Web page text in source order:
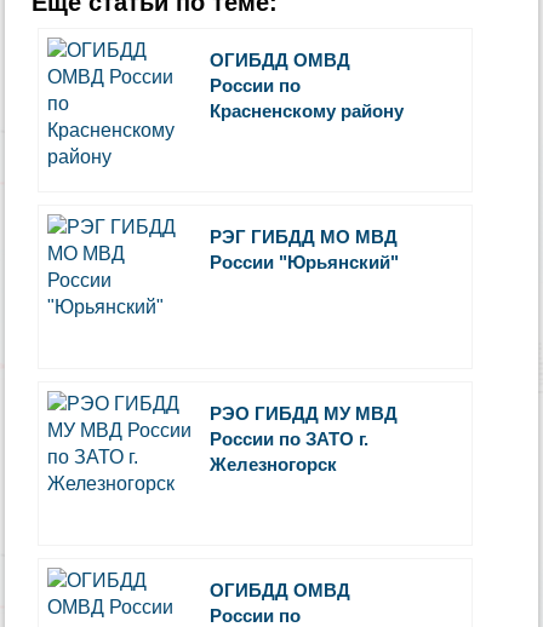
ОГИБДД ОМВД
России по
Красненскому району
РЭГ ГИБДД МО МВД
России "Юрьянский"
РЭО ГИБДД МУ МВД
России по ЗАТО г.
Железногорск
ОГИБДД ОМВД
России по